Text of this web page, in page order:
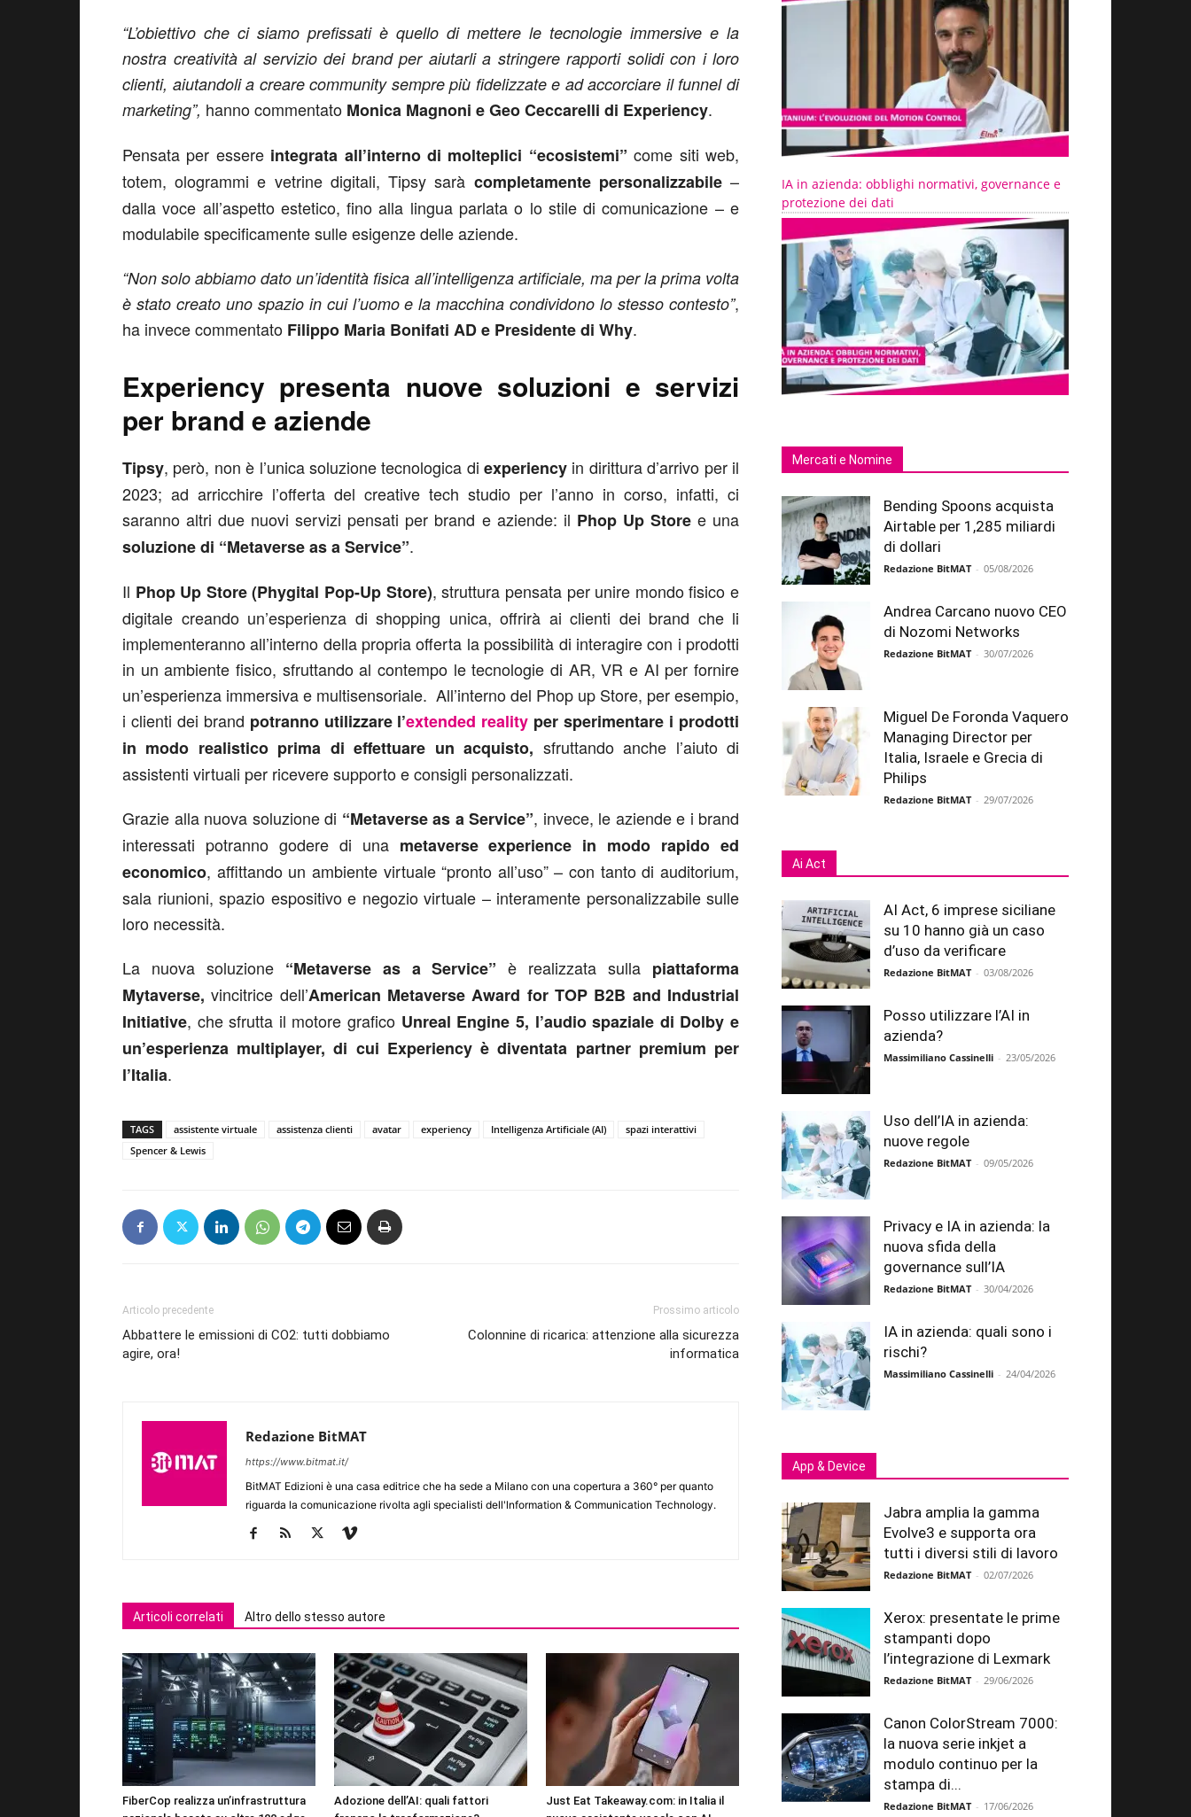
“L’obiettivo che ci siamo prefissati è quello di mettere le tecnologie immersive e la
nostra creatività al servizio dei brand per aiutarli a stringere rapporti solidi con i loro
clienti, aiutandoli a creare community sempre più fidelizzate e ad accorciare il funnel di
marketing”, hanno commentato Monica Magnoni e Geo Ceccarelli di Experiency.
Pensata per essereintegrata all’interno di molteplici “ecosistemi” come siti web,
totem, ologrammi e vetrine digitali, Tipsy sarà completamente personalizzabile–
dalla voce all’aspetto estetico, fino alla lingua parlata o lo stile di comunicazione – e
modulabile specificamente sulle esigenze delle aziende.
“Non solo abbiamo dato un’identità fisica all’intelligenza artificiale, ma per la prima volta
è stato creato uno spazio in cui l’uomo e la macchina condividono lo stesso contesto”,
ha invece commentato Filippo Maria Bonifati AD e Presidente di Why.
Experiency presenta nuove soluzioni e servizi
per brand e aziende
Tipsy, però, non è l’unica soluzione tecnologica diexperiency in dirittura d’arrivo per il
2023; ad arricchire l’offerta del creative tech studio per l’anno in corso, infatti, ci
saranno altri due nuovi servizi pensati per brand e aziende: il Phop Up Storee una
soluzione di “Metaverse as a Service”.
Il Phop Up Store (Phygital Pop-Up Store), struttura pensata per unire mondo fisico e
digitale creando un’esperienza di shopping unica, offrirà ai clienti dei brand che li
implementeranno all’interno della propria offerta la possibilità di interagire con i prodotti
in un ambiente fisico, sfruttando al contempo le tecnologie di AR, VR e AI per fornire
un’esperienza immersiva e multisensoriale. All’interno del Phop up Store, per esempio,
i clienti dei brand potranno utilizzare l’extended reality per sperimentare i prodotti
in modo realistico prima di effettuare un acquisto, sfruttando anche l’aiuto di
assistenti virtuali per ricevere supporto e consigli personalizzati.
Grazie alla nuova soluzione di “Metaverse as a Service”, invece, le aziende e i brand
interessati potranno godere di una metaverse experience in modo rapido ed
economico, affittando un ambiente virtuale “pronto all’uso” – con tanto di auditorium,
sala riunioni, spazio espositivo e negozio virtuale – interamente personalizzabile sulle
loro necessità.
La nuova soluzione “Metaverse as a Service”è realizzata sulla piattaforma
Mytaverse,vincitrice dell’American Metaverse Award for TOP B2B and Industrial
Initiative, che sfrutta il motore grafico Unreal Engine 5, l’audio spaziale di Dolby e
un’esperienza multiplayer, di cui Experiency è diventata partner premium per
l’Italia.
TAGS assistente virtuale assistenza clienti avatar experiency Intelligenza Artificiale (AI)
spazi interattivi
Spencer & Lewis
Articolo precedente
Abbattere le emissioni di CO2: tutti dobbiamo
agire, ora!
Prossimo articolo
Colonnine di ricarica: attenzione alla sicurezza
informatica
Redazione BitMAT
https://www.bitmat.it/
BitMAT Edizioni è una casa editrice che ha sede a Milano con una copertura a 360° per quanto
riguarda la comunicazione rivolta agli specialisti dell'lnformation & Communication Technology.
Articoli correlati Altro dello stesso autore
FiberCop realizza un’infrastruttura
Adozione dell’AI: quali fattori
Just Eat Takeaway.com: in Italia il
IA in azienda: obblighi normativi, governance e
protezione dei dati
Mercati e Nomine
Bending Spoons acquista
Airtable per 1,285 miliardi
di dollari
Redazione BitMAT - 05/08/2026
Andrea Carcano nuovo CEO
di Nozomi Networks
Redazione BitMAT - 30/07/2026
Miguel De Foronda Vaquero
Managing Director per
Italia, Israele e Grecia di
Philips
Redazione BitMAT - 29/07/2026
Ai Act
AI Act, 6 imprese siciliane
su 10 hanno già un caso
d’uso da verificare
Redazione BitMAT - 03/08/2026
Posso utilizzare l’AI in
azienda?
Massimiliano Cassinelli - 23/05/2026
Uso dell’IA in azienda:
nuove regole
Redazione BitMAT - 09/05/2026
Privacy e IA in azienda: la
nuova sfida della
governance sull’IA
Redazione BitMAT - 30/04/2026
IA in azienda: quali sono i
rischi?
Massimiliano Cassinelli - 24/04/2026
App & Device
Jabra amplia la gamma
Evolve3 e supporta ora
tutti i diversi stili di lavoro
Redazione BitMAT - 02/07/2026
Xerox: presentate le prime
stampanti dopo
l’integrazione di Lexmark
Redazione BitMAT - 29/06/2026
Canon ColorStream 7000:
la nuova serie inkjet a
modulo continuo per la
stampa di...
Redazione BitMAT - 17/06/2026